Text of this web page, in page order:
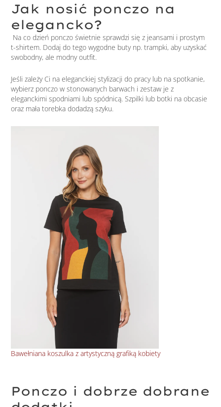
Jak nosić ponczo na
elegancko?
Na co dzień ponczo świetnie sprawdzi się z jeansami i prostym
t-shirtem. Dodaj do tego wygodne buty np. trampki, aby uzyskać
swobodny, ale modny outfit.
Jeśli zależy Ci na eleganckiej stylizacji do pracy lub na spotkanie,
wybierz ponczo w stonowanych barwach i zestaw je z
eleganckimi spodniami lub spódnicą. Szpilki lub botki na obcasie
oraz mała torebka dodadzą szyku.
Bawełniana koszulka z artystyczną grafiką kobiety
Ponczo i dobrze dobrane